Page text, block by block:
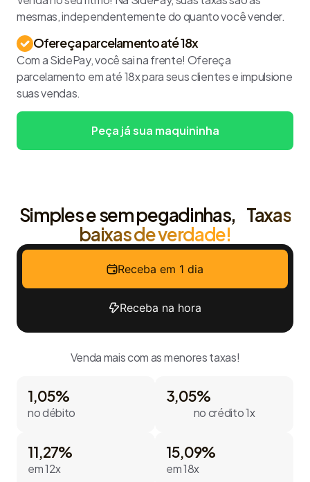
mesmas, independentemente do quanto você vender.
Ofereça parcelamento até 18x
Com a SidePay, você sai na frente! Ofereça
parcelamento em até 18x para seus clientes e impulsione
suas vendas.
Peça já sua maquininha
Simples e sem pegadinhas, Taxas
baixas de verdade!
Receba em 1 dia
Receba na hora
Venda mais com as menores taxas!
1,05%
no débito
3,05%
no crédito 1x
11,27%
em 12x
15,09%
em 18x